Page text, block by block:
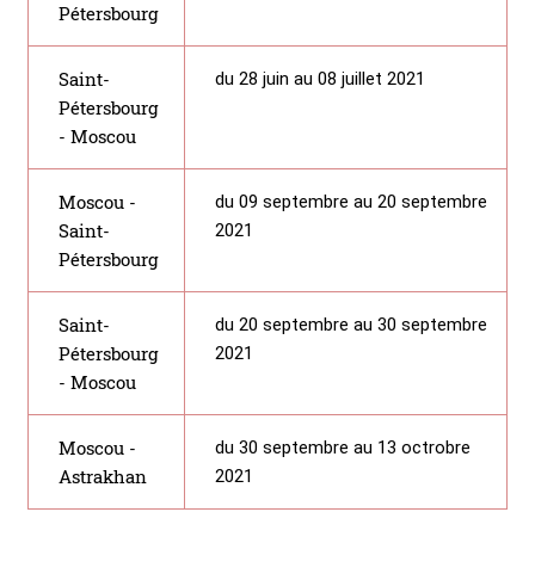
Pétersbourg
Saint-
Pétersbourg
- Moscou
du 28 juin au 08 juillet 2021
Moscou -
Saint-
Pétersbourg
du 09 septembre au 20 septembre
2021
Saint-
Pétersbourg
- Moscou
du 20 septembre au 30 septembre
2021
Moscou -
Astrakhan
du 30 septembre au 13 octrobre
2021